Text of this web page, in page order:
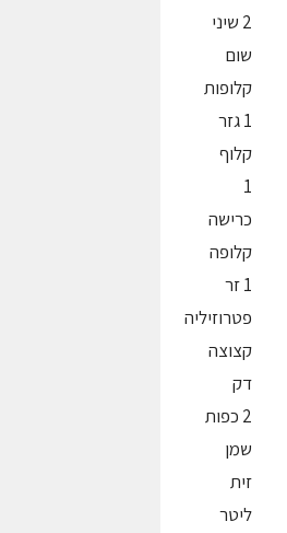
2 שיני
שום
קלופות
1 גזר
קלוף
1
כרישה
קלופה
1 זר
פטרוזיליה
קצוצה
דק
2 כפות
שמן
זית
ליטר